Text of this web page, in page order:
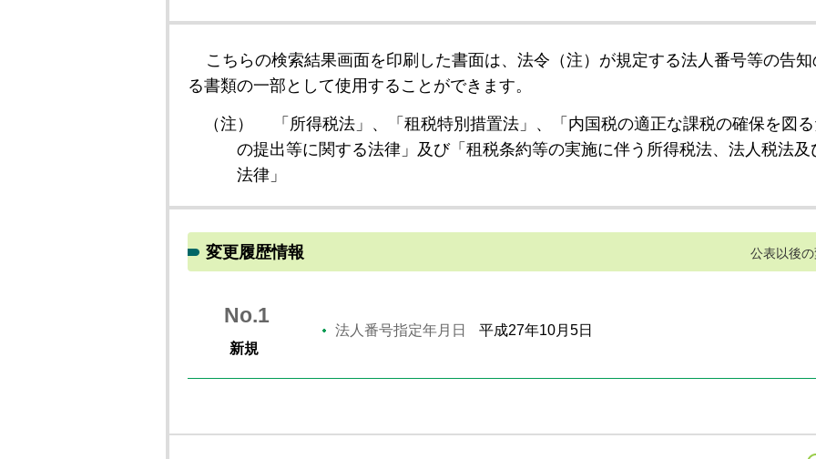
こちらの検索結果画面を印刷した書面は、法令（注）が規定する法人番号等の告
る書類の一部として使用することができます。
（注）
「所得税法」、「租税特別措置法」、「内国税の適正な課税の確保を図
の提出等に関する法律」及び「租税条約等の実施に伴う所得税法、法人税法
法律」
変更履歴情報 公表以後
No.1
新規
法人番号指定年月日 平成27年10月5日